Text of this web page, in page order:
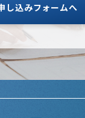
し込みフォームへ